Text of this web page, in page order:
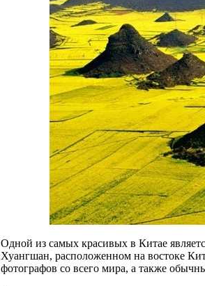
Одной из самых красивых в Китае
Хуангшан, расположенном на востоке
фотографов со всего мира, а также